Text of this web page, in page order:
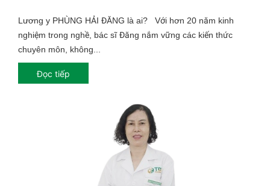
Lương y PHÙNG HẢI ĐĂNG là ai? Với hơn 20 năm kinh
nghiệm trong nghề, bác sĩ Đăng nắm vững các kiến thức
chuyên môn, không...
Đọc tiếp